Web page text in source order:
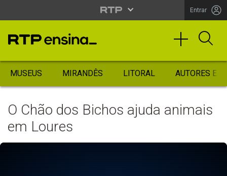
Entrar
MUSEUS MIRANDÊS LITORAL AUTORES
O Chão dos Bichos ajuda animais
em Loures